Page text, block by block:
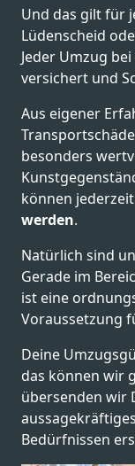
Und das gilt für
Lüdenscheid
Jeder Umzug
versichert und
Aus eigener
besonders
können
werden.
Natürlich sind
Gerade im
ist eine
Voraussetzung
Deine
das können wir
übersenden wir
Bedürfnissen